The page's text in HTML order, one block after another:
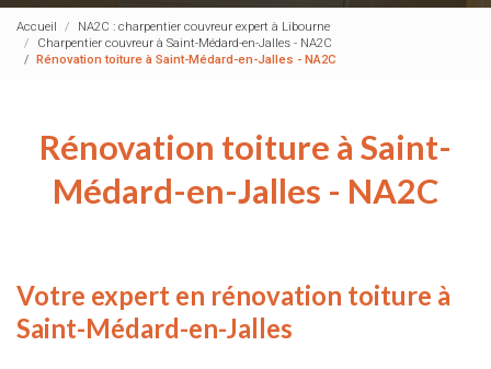
Accueil
NA2C : charpentier couvreur expert à Libourne
Charpentier couvreur à Saint-Médard-en-Jalles - NA2C
Rénovation toiture à Saint-Médard-en-Jalles - NA2C
Rénovation toiture à Saint-
Médard-en-Jalles - NA2C
Votre expert en rénovation toiture à
Saint-Médard-en-Jalles